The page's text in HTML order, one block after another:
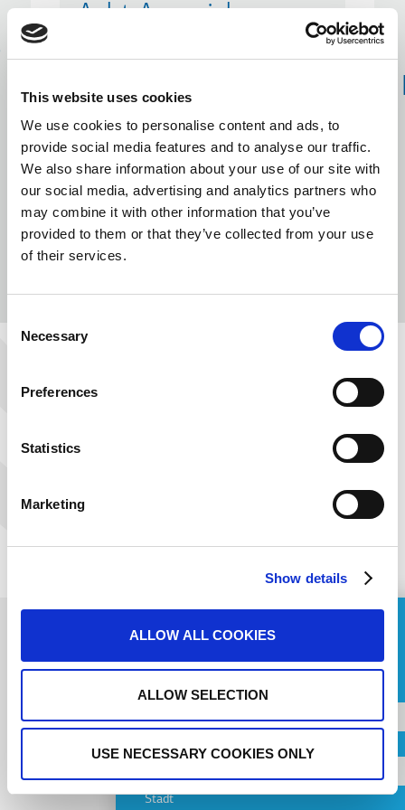
This website uses cookies
We use cookies to personalise content and ads, to
provide social media features and to analyse our traffic.
We also share information about your use of our site with
our social media, advertising and analytics partners who
may combine it with other information that you’ve
provided to them or that they’ve collected from your use
of their services.
Selection
Necessary
Preferences
Statistics
Marketing
Show details
ALLOW ALL COOKIES
ALLOW SELECTION
USE NECESSARY COOKIES ONLY
Acht Auszeichnungen
für KLEEMANN bei
den Accounting
Awards 2022
ASK FOR A QUOTE
Name
Country
Stadt
Subscribe to
newsletter